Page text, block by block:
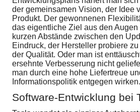
der gemeinsamen Vision, der Idee
Produkt. Der gewonnenen
das eigentliche Ziel aus den
kurzen Abstände zwischen den
Eindruck, der Hersteller probiere
der Qualität. Oder man ist
ersehnte Verbesserung nicht
man durch eine hohe Liefertreue
Informationspolitik entgegen wirken.
Software-Entwicklung bei